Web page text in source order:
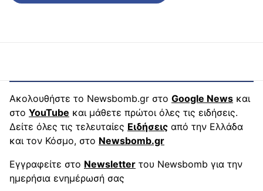
Ακολουθήστε το Newsbomb.gr στο Google News και
στο YouTube και μάθετε πρώτοι όλες τις ειδήσεις.
Δείτε όλες τις τελευταίες Ειδήσεις από την Ελλάδα
και τον Κόσμο, στο Newsbomb.gr
Εγγραφείτε στο Newsletter του Newsbomb για την
ημερήσια ενημέρωσή σας